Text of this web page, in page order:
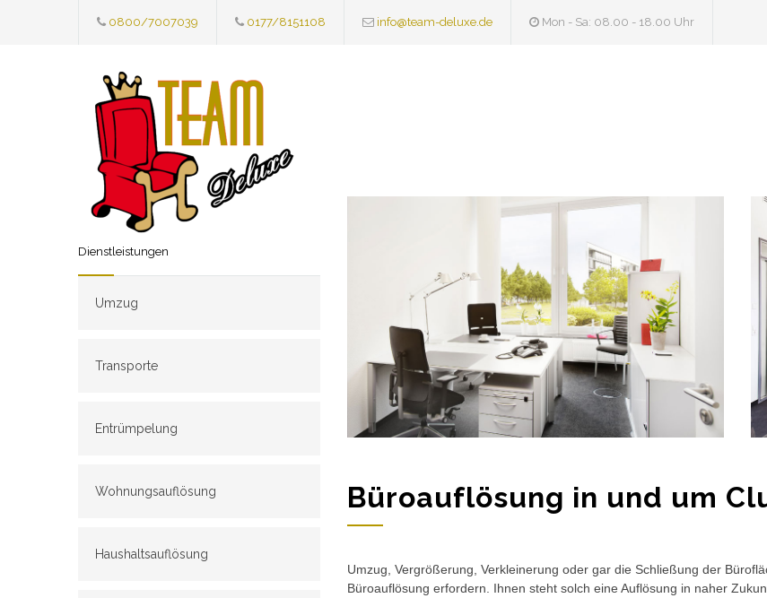
0800/7007039 0177/8151108 info@team-deluxe.de Mon - Sa: 08.00 - 18.00 Uhr
Dienstleistungen
Umzug
Transporte
Entrümpelung
Wohnungsauflösung
Haushaltsauflösung
Büroauflösung in und um
Umzug, Vergrößerung, Verkleinerung oder gar die Schließung der
Büroauflösung erfordern. Ihnen steht solch eine Auflösung in naher